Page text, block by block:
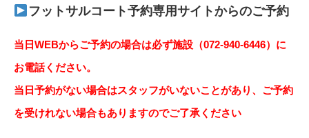
フットサルコート予約専用サイトからのご予約
当日WEBからご予約の場合は必ず施設（072-940-6446）に
お電話ください。
当日予約がない場合はスタッフがいないことがあり、ご予約
を受けれない場合もありますのでご了承ください